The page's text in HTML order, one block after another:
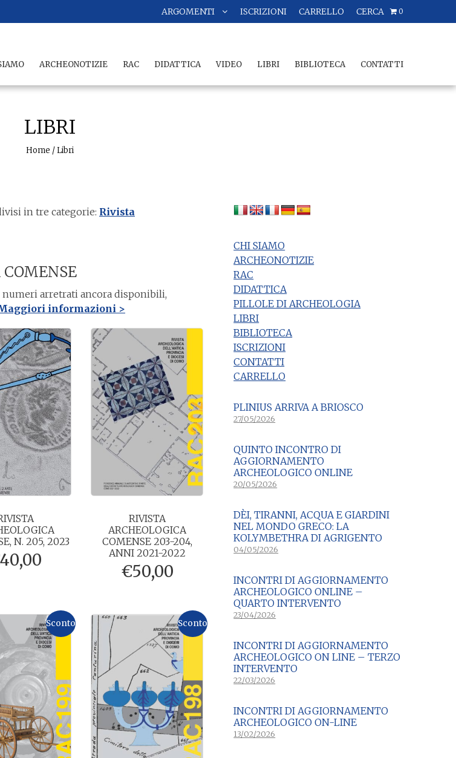
0
ARGOMENTI ISCRIZIONI CARRELLO CERCA
ARCHEONOTIZIE RAC DIDATTICA VIDEO LIBRI BIBLIOTECA CONTATTI
LIBRI
Home /Libri
in tre categorie: Rivista
arretrati ancora disponibili,
informazioni >
N. 205, 2023
40,00
RIVISTA
ARCHEOLOGICA
COMENSE 203-204,
ANNI 2021-2022
€50,00
Sconto Sconto
CHI SIAMO
ARCHEONOTIZIE
RAC
DIDATTICA
PILLOLE DI ARCHEOLOGIA
LIBRI
BIBLIOTECA
ISCRIZIONI
CONTATTI
CARRELLO
PLINIUS ARRIVA A BRIOSCO
27/05/2026
QUINTO INCONTRO DI
AGGIORNAMENTO
ARCHEOLOGICO ONLINE
20/05/2026
DÈI, TIRANNI, ACQUA E GIARDINI
NEL MONDO GRECO: LA
KOLYMBETHRA DI AGRIGENTO
04/05/2026
INCONTRI DI AGGIORNAMENTO
ARCHEOLOGICO ONLINE –
QUARTO INTERVENTO
23/04/2026
INCONTRI DI AGGIORNAMENTO
ARCHEOLOGICO ON LINE – TERZO
INTERVENTO
22/03/2026
INCONTRI DI AGGIORNAMENTO
ARCHEOLOGICO ON-LINE
13/02/2026